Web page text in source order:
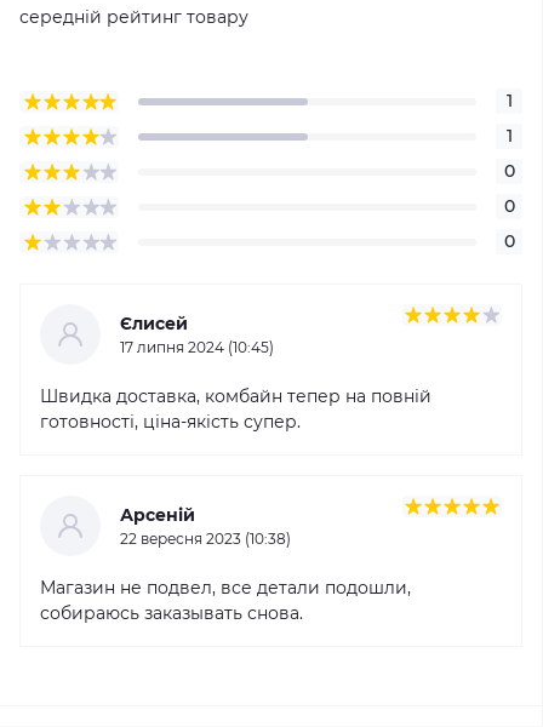
середній рейтинг товару
1
1
0
0
0
Єлисей
17 липня 2024 (10:45)
Швидка доставка, комбайн тепер на повній
готовності, ціна-якість супер.
Арсеній
22 вересня 2023 (10:38)
Магазин не подвел, все детали подошли,
собираюсь заказывать снова.